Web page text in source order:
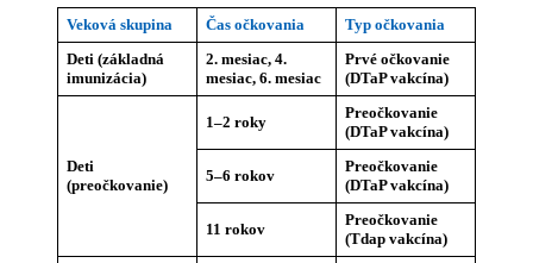
Veková skupina Čas očkovania
Typ očkovania
Deti (základná
imunizácia)
2. mesiac, 4.
mesiac, 6. mesiac
Prvé očkovanie
(DTaP vakcína)
Deti
(preočkovanie)
1–2 roky
Preočkovanie
(DTaP vakcína)
5–6 rokov
Preočkovanie
(DTaP vakcína)
11 rokov
Preočkovanie
(Tdap vakcína)